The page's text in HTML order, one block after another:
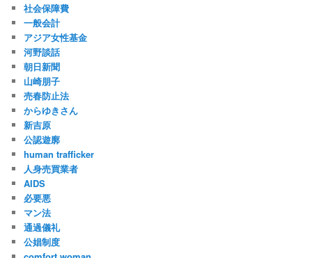
社会保障費
一般会計
アジア女性基金
河野談話
朝日新聞
山崎朋子
売春防止法
からゆきさん
新吉原
公認遊廓
human trafficker
人身売買業者
AIDS
必要悪
マン法
通過儀礼
公娼制度